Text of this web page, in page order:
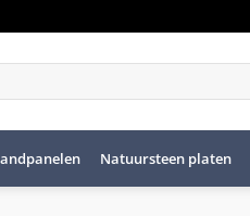
Natuursteen platen